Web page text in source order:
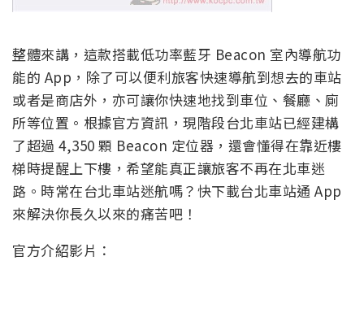
整體來講，這款搭載低功率藍牙 Beacon 室內導航功
能的 App，除了可以便利旅客快速導航到想去的車站
或者是商店外，亦可讓你快速地找到車位、餐廳、廁
所等位置。根據官方資訊，現階段台北車站已經建構
了超過 4,350 顆 Beacon 定位器，還會懂得在靠近樓
梯時提醒上下樓，希望能真正讓旅客不再在北車迷
路。時常在台北車站迷航嗎？快下載台北車站通 App
來解決你長久以來的痛苦吧！
官方介紹影片：